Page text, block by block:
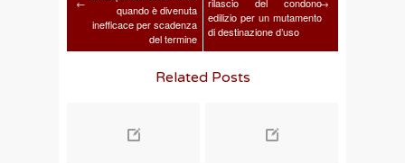
←
quando è divenuta
inefficace per scadenza
del termine
rilascio del condono
edilizio per un mutamento
di destinazione d’uso
→
Related Posts